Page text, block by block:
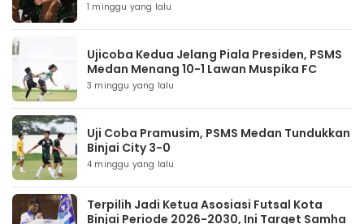
1 minggu yang lalu
Ujicoba Kedua Jelang Piala Presiden, PSMS
Medan Menang 10-1 Lawan Muspika FC
3 minggu yang lalu
Uji Coba Pramusim, PSMS Medan Tundukkan
Binjai City 3-0
4 minggu yang lalu
Terpilih Jadi Ketua Asosiasi Futsal Kota
Binjai Periode 2026-2030, Ini Target Samha